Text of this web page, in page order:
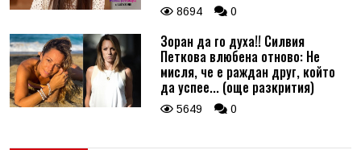
8694 0
Зоран да го духа!! Силвия
Петкова влюбена отново: Не
мисля, че е раждан друг, който
да успее... (още разкрития)
5649 0